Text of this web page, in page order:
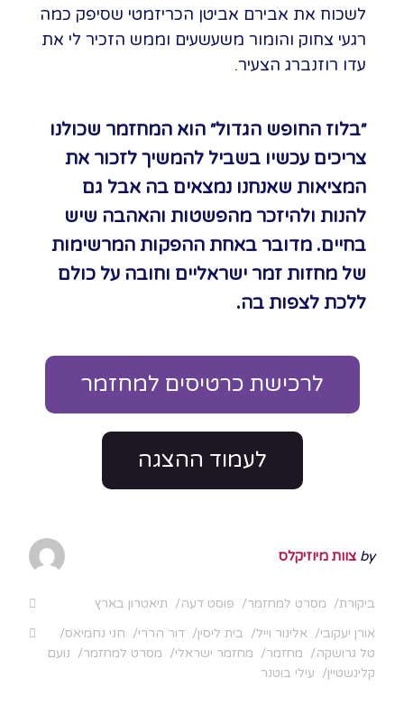
לשכוח את אבירם אביטן הכריזמטי שסיפק כמה
רגעי צחוק והומור משעשעים וממש הזכיר לי את
עדו רוזנברג הצעיר.
״בלוז החופש הגדול״ הוא המחזמר שכולנו
צריכים עכשיו בשביל להמשיך לזכור את
המציאות שאנחנו נמצאים בה אבל גם
להנות ולהיזכר מהפשטות והאהבה שיש
בחיים. מדובר באחת ההפקות המרשימות
של מחזות זמר ישראליים וחובה על כולם
ללכת לצפות בה.
לרכישת כרטיסים למחזמר
לעמוד ההצגה
by צוות מיוזיקלס
ביקורת מסרט למחזמר פוסט דעה
תיאטרון בארץ
אורן יעקובי
אלינור וייל בית ליסין דור הררי
חני נחמיאס
טל גרושקה
מחזמר מחזמר ישראלי מסרט למחזמר
נועם
קלינשטיין
עילי בוטנר